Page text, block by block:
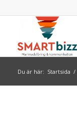
Du är här: Startsida /